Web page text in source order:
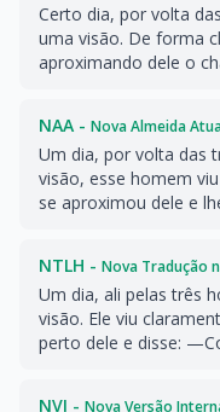
Certo dia, por volta
uma visão. De forma
aproximando dele o
NAA - Nova Almeida
Um dia, por volta das
visão, esse homem
se aproximou dele e
NTLH - Nova Tradução
Um dia, ali pelas três
visão. Ele viu
perto dele e disse:
NVI - Nova Versão